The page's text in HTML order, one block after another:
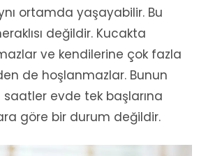
ortamda yaşayabilir. Bu
değildir. Kucakta
ve kendilerine çok fazla
de hoşlanmazlar. Bunun
saatler evde tek başlarına
göre bir durum değildir.